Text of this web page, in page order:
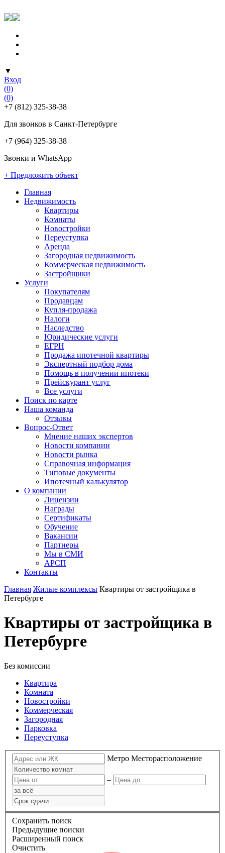
▼
Вход
(0)
(0)
+7 (812) 325-38-38
Для звонков в Санкт-Петербурге
+7 (964) 325-38-38
Звонки и WhatsApp
+ Предложить объект
Главная
Недвижимость
Квартиры
Комнаты
Новостройки
Переуступка
Аренда
Загородная недвижимость
Коммерческая недвижимость
Застройщики
Услуги
Покупателям
Продавцам
Купля-продажа
Налоги
Наследство
Юридические услуги
ЕГРН
Продажа ипотечной квартиры
Экспертный подбор дома
Помощь в получении ипотеки
Прейскурант услуг
Все услуги
Поиск по карте
Наша команда
Отзывы
Вопрос-Ответ
Мнение наших экспертов
Новости компании
Новости рынка
Справочная информация
Типовые документы
Ипотечный калькулятор
О компании
Лицензии
Награды
Сертификаты
Обучение
Вакансии
Партнеры
Мы в СМИ
АРСП
Контакты
Главная Жилые комплексы Квартиры от застройщика в
Петербурге
Квартиры от застройщика в
Петербурге
Без комиссии
Квартира
Комната
Новостройки
Коммерческая
Загородная
Парковка
Переуступка
Метро Месторасположение
–
Сохранить поиск
Предыдущие поиски
Расширенный поиск
Очистить